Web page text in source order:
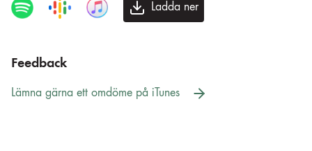
Ladda ner
Feedback
Lämna gärna ett omdöme på iTunes